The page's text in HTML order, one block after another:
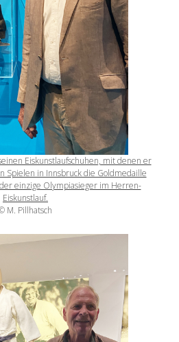
Eiskunstlaufschuhen, mit denen er
Spielen in Innsbruck die Goldmedaille
einzige Olympiasieger im Herren-
Eiskunstlauf.
M. Pillhatsch